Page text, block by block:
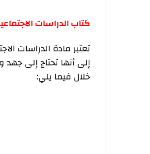
كتاب الدراسات
تعتبر مادة الدراسات
إلى أنها تحتاج إلى
خلال فيما يلي: